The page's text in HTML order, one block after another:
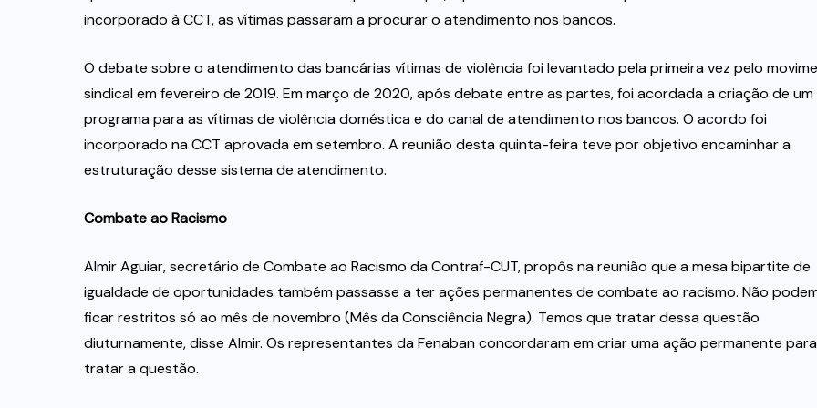
incorporado à CCT, as vítimas passaram a procurar o atendimento nos bancos.
O debate sobre o atendimento das bancárias vítimas de violência foi levantado pela primeira vez pelo
sindical em fevereiro de 2019. Em março de 2020, após debate entre as partes, foi acordada a criação de um
programa para as vítimas de violência doméstica e do canal de atendimento nos bancos. O acordo foi
incorporado na CCT aprovada em setembro. A reunião desta quinta-feira teve por objetivo encaminhar a
estruturação desse sistema de atendimento.
Combate ao Racismo
Almir Aguiar, secretário de Combate ao Racismo da Contraf-CUT, propôs na reunião que a mesa bipartite de
igualdade de oportunidades também passasse a ter ações permanentes de combate ao racismo. Não
ficar restritos só ao mês de novembro (Mês da Consciência Negra). Temos que tratar dessa questão
diuturnamente, disse Almir. Os representantes da Fenaban concordaram em criar uma ação permanente para
tratar a questão.